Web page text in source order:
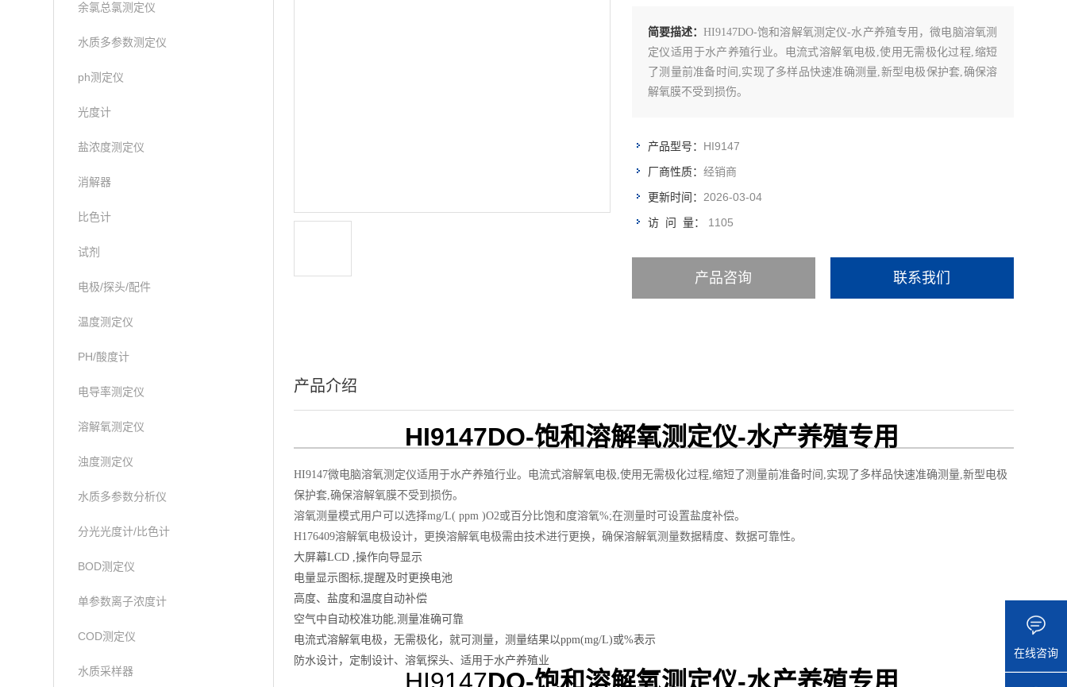
余氯总氯测定仪
水质多参数测定仪
ph测定仪
光度计
盐浓度测定仪
消解器
比色计
试剂
电极/探头/配件
温度测定仪
PH/酸度计
电导率测定仪
溶解氧测定仪
浊度测定仪
水质多参数分析仪
分光光度计/比色计
BOD测定仪
单参数离子浓度计
COD测定仪
水质采样器
简要描述： HI9147DO-饱和溶解氧测定仪-水产养殖专用，微电脑溶氧测
定仪适用于水产养殖行业。电流式溶解氧电极,使用无需极化过程,缩短
了测量前准备时间,实现了多样品快速准确测量,新型电极保护套,确保溶
解氧膜不受到损伤。
产品型号： HI9147
厂商性质： 经销商
更新时间： 2026-03-04
访 问 量： 1105
产品咨询 联系我们
产品介绍
HI9147DO-饱和溶解氧测定仪-水产养殖专用
HI9147微电脑溶氧测定仪适用于水产养殖行业。电流式溶解氧电极,使用无需极化过程,缩短了测量前准备时间,实现了多样品快速准确测量,新型电极
保护套,确保溶解氧膜不受到损伤。
溶氧测量模式用户可以选择mg/L( ppm )O2或百分比饱和度溶氧%;在测量时可设置盐度补偿。
H176409溶解氧电极设计，更换溶解氧电极需由技术进行更换，确保溶解氧测量数据精度、数据可靠性。
大屏幕LCD ,操作向导显示
电量显示图标,提醒及时更换电池
高度、盐度和温度自动补偿
空气中自动校准功能,测量准确可靠
电流式溶解氧电极，无需极化，就可测量，测量结果以ppm(mg/L)或%表示
防水设计，定制设计、溶氧探头、适用于水产养殖业
在线咨询